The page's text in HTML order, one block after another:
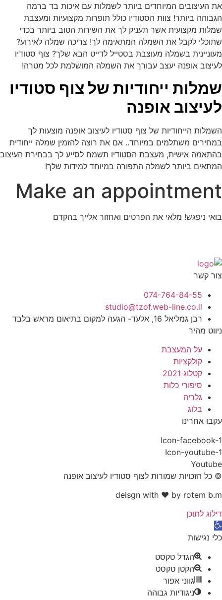
את העיצובים המיוחדים ביותר לשמלות עם איכות בד ברמה
הגבוהה ביותר! צוות הסטודיו כולל תופרות מקצועיות ומעצבת
שמלות מקצועית אשר תעניק לך את השירות הטוב ביותר בכדי
שתוכלי לקבל את השמלה המתאימה לך! צריכה שמלה לאירוע?
מעוניינית בשמלה מעוצבת בסטייל לדייט הבא שלך? צוף סטודיו
לעיצוב אופנה יעצב עבורך את השמלה המושלמת לכל מטרה!
שמלות ייחודיות של צוף סטודיו
לעיצוב אופנה
השמלות הייחודיות של צוף סטודיו לעיצוב אופנה מוצעות לך
במחירים משתלמים במיוחד.. אם את רוצה להזמין שמלה ייחודית
בהתאמה אישית, מעצבת הסטודיו תשמח לסייע לך בבחירת העיצוב
המתאים ביותר לשמלה התפורה במיוחד למידות שלך!
Make an appointment
בואי ניפגש! מלאי את הפרטים ואחזור אלייך בהקדם
צור קשר
074-764-84-55
studio@tzof.web-line.co.il
רבן גמליאל 16, אלעד- הגעה למקום בתיאום מראש בלבד
ניווט מהיר
על המעצבת
קולקציות
קטלוג 2021
סיפורי כלות
גלריה
בלוג
עקבו אחרינו
Icon-facebook-1
Icon-youtube-1
Youtube
© כל הזכויות שמורות לצוף סטודיו לעיצוב אופנה
deisgn with ♥ by rotem b.m
דילוג לתוכן
פתח סרגל נגישות
כלי נגישות
הגדל טקסט
הקטן טקסט
גווני אפור
ניגודיות גבוהה